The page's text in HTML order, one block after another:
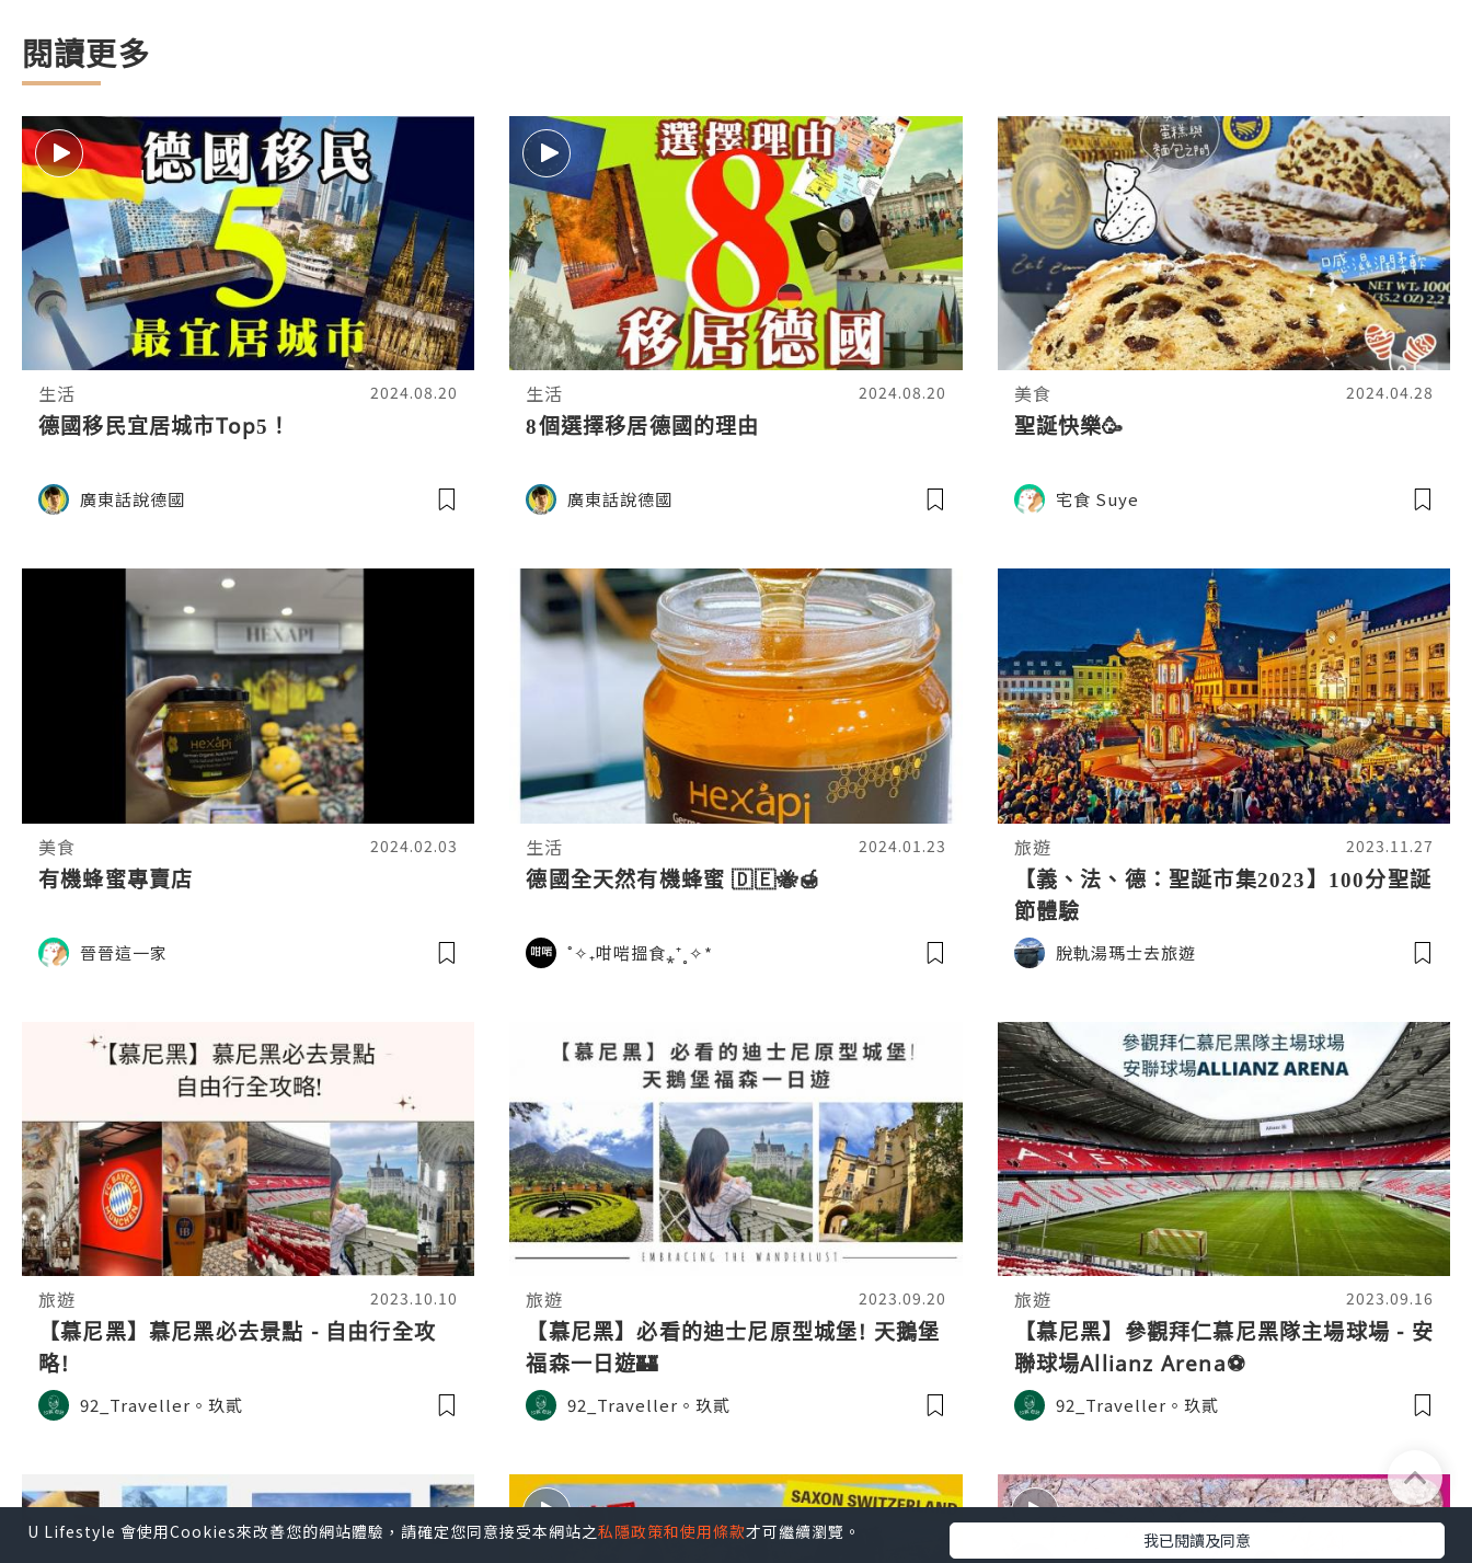
閱讀更多
生活 2024.08.20
德國移民宜居城市Top5！
廣東話說德國
生活 2024.08.20
8個選擇移居德國的理由
廣東話說德國
美食 2024.04.28
聖誕快樂🥳
宅食 Suye
美食 2024.02.03
有機蜂蜜專賣店
晉晉這一家
生活 2024.01.23
德國全天然有機蜂蜜 🇩🇪🐝🍯
˚✧₊咁啱搵食⁎⁺˳✧*
旅遊 2023.11.27
【義、法、德：聖誕市集2023】100分聖誕
節體驗
脫軌湯瑪士去旅遊
旅遊 2023.10.10
【慕尼黑】慕尼黑必去景點 - 自由行全攻
略!
92_Traveller。玖貳
旅遊 2023.09.20
【慕尼黑】必看的迪士尼原型城堡! 天鵝堡
福森一日遊🏰
92_Traveller。玖貳
旅遊 2023.09.16
【慕尼黑】參觀拜仁慕尼黑隊主場球場 - 安
聯球場Allianz Arena⚽
92_Traveller。玖貳
U Lifestyle 會使用Cookies來改善您的網站體驗，請確定您同意接受本網站之私隱政策和使用條款才可繼續瀏覽。 我已閱讀及同意